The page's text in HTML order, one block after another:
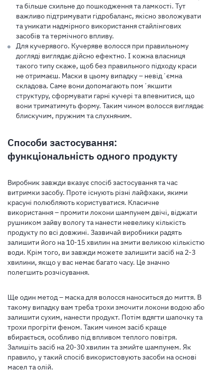
та більше схильне до пошкодження та ламкості. Тут
важливо підтримувати гідробаланс, якісно зволожувати
та уникати надмірного використання стайлінгових
засобів та термічного впливу.
Для кучерявого. Кучеряве волосся при правильному
догляді виглядає дійсно ефектно. І кожна власниця
такого типу скаже, щоб без правильного підходу краси
не отримаєш. Маски в цьому випадку – невідʼємна
складова. Саме вони допомагають помʼякшити
структуру, сформувати гарні кучері та впевнитися, що
вони триматимуть форму. Таким чином волосся виглядає
блискучим, пружним та слухняним.
Способи застосування:
функціональність одного продукту
Виробник завжди вказує спосіб застосування та час
витримки засобу. Проте існують різні лайфхаки, якими
красуні полюбляють користуватися. Класичне
використання – промити локони шампунем двічі, віджати
рушником зайву вологу та нанести невелику кількість
продукту по всі довжині. Зазвичай виробники радять
залишити його на 10-15 хвилин на змити великою кількістю
води. Крім того, ви завжди можете залишити засіб на 2-3
хвилини, якщо у вас немає багато часу. Це значно
полегшить розчісування.
Ще один метод – маска для волосся наноситься до миття. В
такому випадку вам треба трохи змочити локони водою або
залишити сухим, нанести продукт. Потім вдягти шапочку та
трохи прогріти феном. Таким чином засіб краще
вбирається, особливо під впливом теплого повітря.
Залишіть засіб на 20-30 хвилин та змийте шампунем. Як
правило, у такий спосіб використовують засоби на основі
масел та олій.